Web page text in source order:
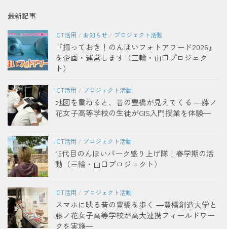
最新記事
ICT活用 / お知らせ / プロジェクト活動
『撮っておき！のんほいフォトアワード2026』
を企画・運営します（三輪・山口プロジェク
ト）
ICT活用 / プロジェクト活動
地図を重ねると、昔の豊橋が見えてくる ―藤ノ
花女子高等学校の生徒がGIS入門授業を体験―
ICT活用 / プロジェクト活動
15代目のんほいパーク盛り上げ隊！春学期の活
動（三輪・山口プロジェクト）
ICT活用 / プロジェクト活動
スマホに映る昔の豊橋を歩く ―豊橋創造大学と
藤ノ花女子高等学校が高大連携フィールドワー
クを実施―